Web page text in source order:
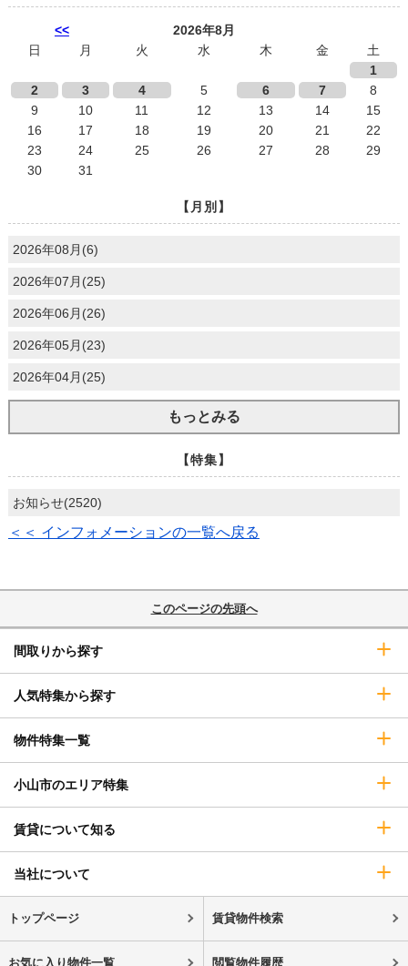
<<
2026年8月
日
月 火 水 木 金
土
1
2
3 4 5 6 7
8
9
10 11 12 13 14
15
16
17 18 19 20 21
22
23
24 25 26 27 28
29
30
31
【月別】
2026年08月(6)
2026年07月(25)
2026年06月(26)
2026年05月(23)
2026年04月(25)
もっとみる
【特集】
お知らせ(2520)
＜＜ インフォメーションの一覧へ戻る
このページの先頭へ
間取りから探す
人気特集から探す
物件特集一覧
小山市のエリア特集
賃貸について知る
当社について
トップページ 賃貸物件検索
お気に入り物件一覧 閲覧物件履歴